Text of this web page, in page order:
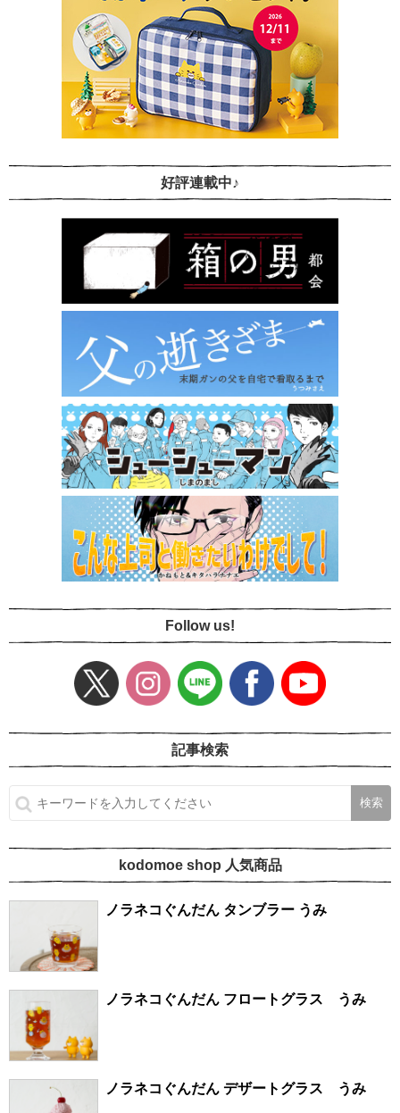
好評連載中♪
Follow us!
記事検索
kodomoe shop 人気商品
ノラネコぐんだん タンブラー うみ
ノラネコぐんだん フロートグラス うみ
ノラネコぐんだん デザートグラス うみ